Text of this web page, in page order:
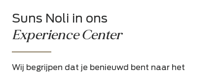
Suns Noli in ons
Experience Center
Wij begrijpen dat je benieuwd bent naar het